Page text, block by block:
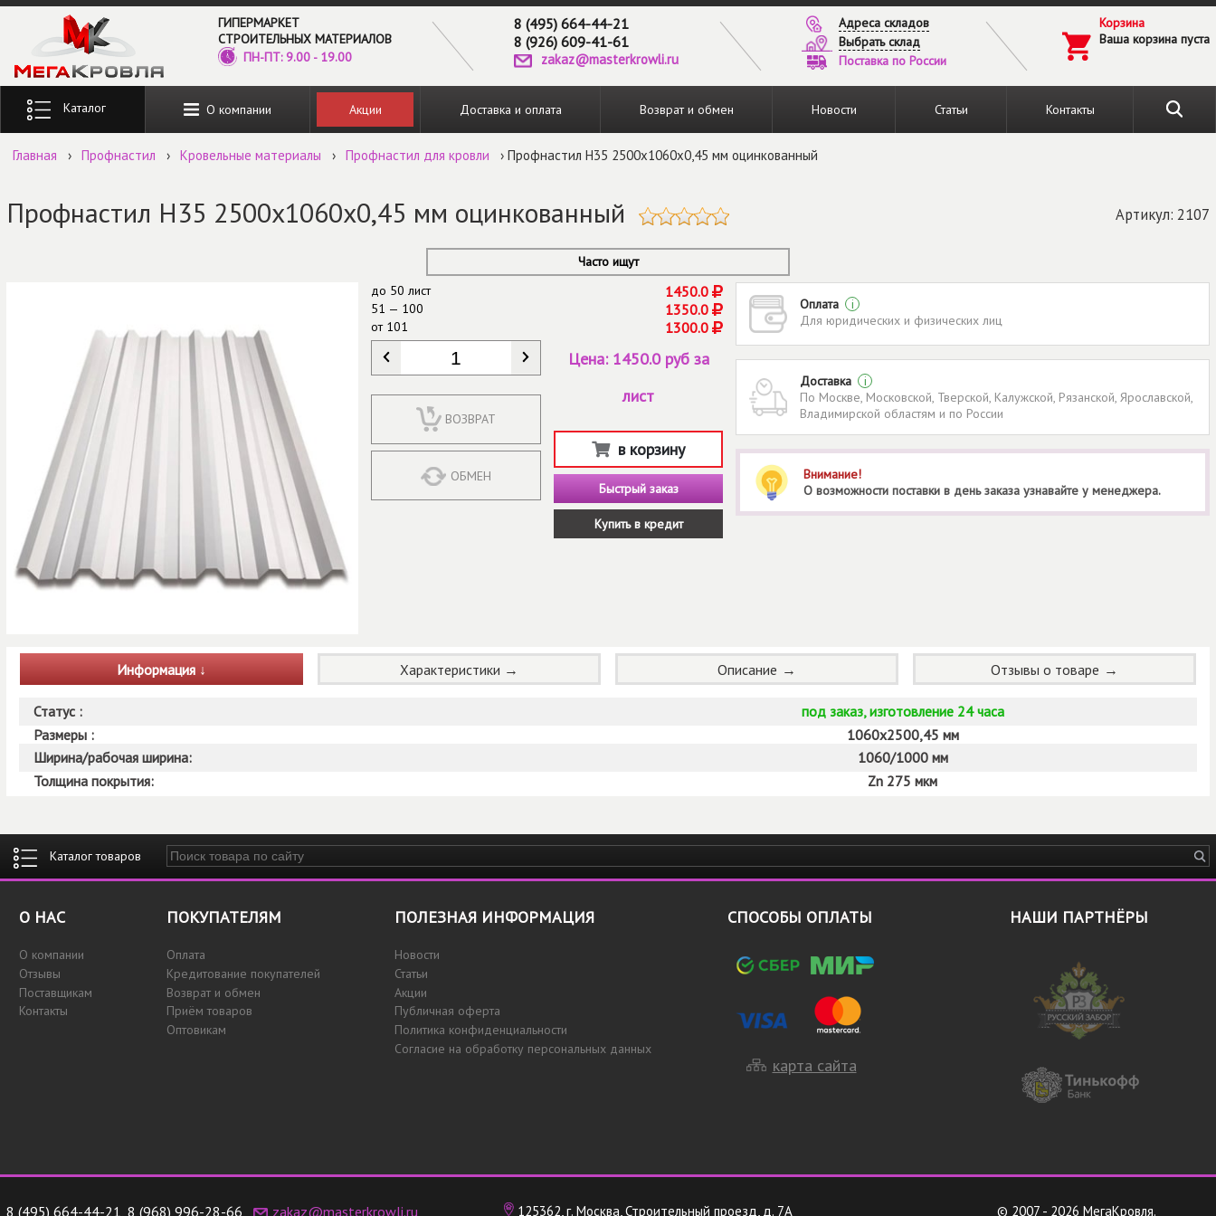
Перейти к основному содержанию
ГИПЕРМАРКЕТ
СТРОИТЕЛЬНЫХ МАТЕРИАЛОВ
ПН-ПТ: 9.00 - 19.00
8 (495) 664-44-21
8 (926) 609-41-61
zakaz@masterkrowli.ru
Адреса складов
Выбрать склад
Поставка по России
Корзина
Ваша корзина пуста
О компании Акции Доставка и оплата Возврат и обмен Новости Статьи Контакты
Введите ключевые слова для поиска
Главная › Профнастил › Кровельные материалы › Профнастил для кровли › Профнастил Н35 2500х1060х0,45 мм оцинкованный
Профнастил Н35 2500х1060х0,45 мм оцинкованный Артикул: 2107
Часто ищут
до 50 лист 1450.0
51 — 100 1350.0
от101 1300.0
КОЛИЧЕСТВО*
ВОЗВРАТ
ОБМЕН
Цена: 1450.0 руб за
лист
в корзину
Быстрый заказ
Купить в кредит
Оплата
i
Для юридических и физических лиц
Доставка
i
По Москве, Московской, Тверской, Калужской, Рязанской, Ярославской,
Владимирской областям и по России
Внимание!
О возможности поставки в день заказа узнавайте у менеджера.
Информация Характеристики Описание Отзывы о товаре
Статус :
под заказ, изготовление 24 часа
Размеры :
1060х2500,45 мм
Ширина/рабочая ширина:
1060/1000 мм
Толщина покрытия:
Zn 275 мкм
Введите ключевые слова для поиска
О НАС
О компании
Отзывы
Поставщикам
Контакты
ПОКУПАТЕЛЯМ
Оплата
Кредитование покупателей
Возврат и обмен
Приём товаров
Оптовикам
ПОЛЕЗНАЯ ИНФОРМАЦИЯ
Новости
Статьи
Акции
Публичная оферта
Политика конфиденциальности
Согласие на обработку персональных данных
СПОСОБЫ ОПЛАТЫ
карта сайта
НАШИ ПАРТНЁРЫ
8 (495) 664-44-21 8 (968) 996-28-66 zakaz@masterkrowli.ru 125362, г. Москва, Строительный проезд, д. 7А © 2007 - 2026 МегаКровля.